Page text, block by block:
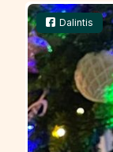
Dalintis